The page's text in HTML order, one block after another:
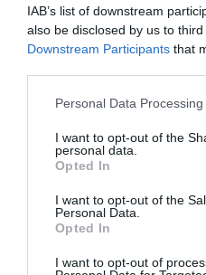
IAB’s list of downstream
also be disclosed by us to
Downstream Participants that
Please note that this website/
not limited to your visit or
grant or deny consent to
use your data for below
consent section.
Personal Data
I want to opt-out of the
personal data.
Opted In
I want to opt-out of the
Personal Data.
Opted In
I want to opt-out of
A Zöld Pecsét múltjáról
ebben a cikkünkben
(Indexkép: